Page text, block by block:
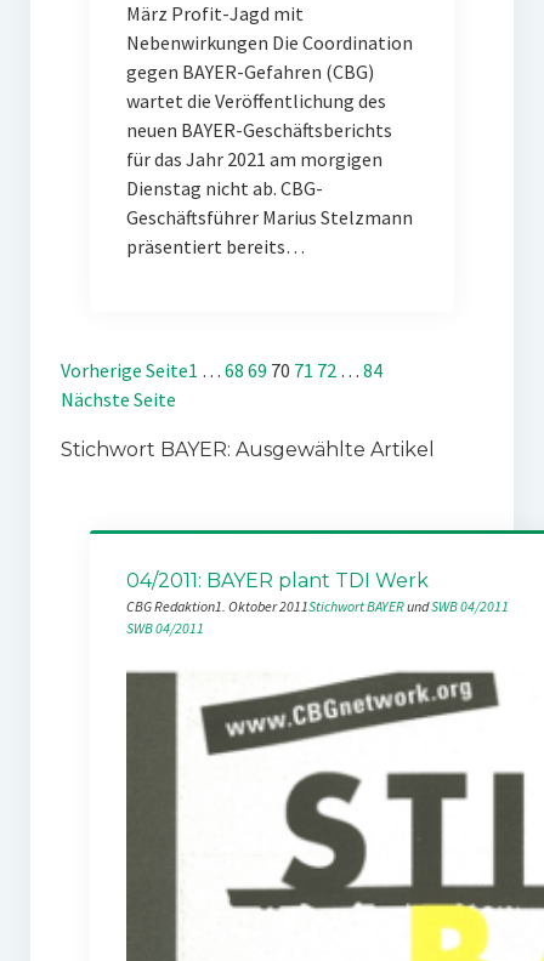
März Profit-Jagd mit
Nebenwirkungen Die Coordination
gegen BAYER-Gefahren (CBG)
wartet die Veröffentlichung des
neuen BAYER-Geschäftsberichts
für das Jahr 2021 am morgigen
Dienstag nicht ab. CBG-
Geschäftsführer Marius Stelzmann
präsentiert bereits…
Vorherige Seite1 … 68 69 70 71 72 … 84
Nächste Seite
Stichwort BAYER: Ausgewählte Artikel
04/2011: BAYER plant TDI Werk
CBG Redaktion1. Oktober 2011Stichwort BAYER und SWB 04/2011
SWB 04/2011